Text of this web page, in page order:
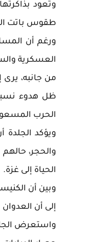
وتعود
طقوس باتت
العسكرية
من جانبه،
ظل هدوء نسبي
الحرب
ويؤكد الجلدة
والحجر،
الحياة إلى غزة.
إلى أن